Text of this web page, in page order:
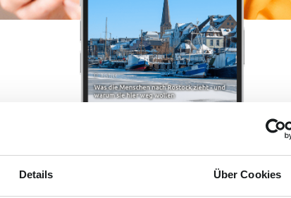
Details Über Cookies